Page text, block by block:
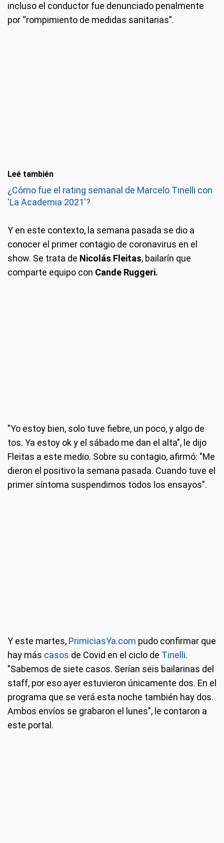
incluso el conductor fue denunciado penalmente
por “rompimiento de medidas sanitarias”.
Leé también
¿Cómo fue el rating semanal de Marcelo Tinelli con
'La Academia 2021'?
Y en este contexto, la semana pasada se dio a
conocer el primer contagio de coronavirus en el
show. Se trata de Nicolás Fleitas, bailarín que
comparte equipo con Cande Ruggeri.
"Yo estoy bien, solo tuve fiebre, un poco, y algo de
tos. Ya estoy ok y el sábado me dan el alta", le dijo
Fleitas a este medio. Sobre su contagio, afirmó: "Me
dieron el positivo la semana pasada. Cuando tuve el
primer síntoma suspendimos todos los ensayos".
Y este martes, PrimiciasYa.com pudo confirmar que
hay más casos de Covid en el ciclo de Tinelli.
"Sabemos de siete casos. Serían seis bailarinas del
staff, por eso ayer estuvieron únicamente dos. En el
programa que se verá esta noche también hay dos.
Ambos envíos se grabaron el lunes", le contaron a
este portal.